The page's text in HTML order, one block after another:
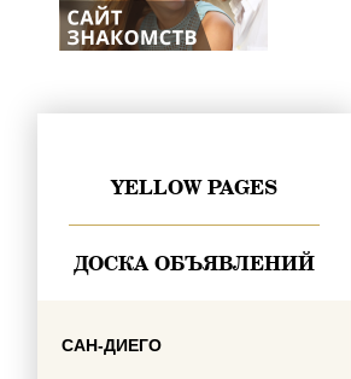
YELLOW PAGES
ДОСКА ОБЪЯВЛЕНИЙ
САН-ДИЕГО